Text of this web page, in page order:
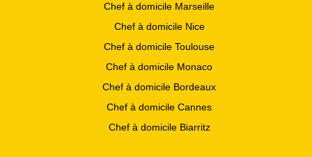
Chef à domicile Marseille
Chef à domicile Nice
Chef à domicile Toulouse
Chef à domicile Monaco
Chef à domicile Bordeaux
Chef à domicile Cannes
Chef à domicile Biarritz